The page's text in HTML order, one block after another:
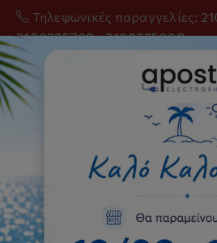
Τηλεφωνικές παραγγελίες:
2109225798-2109225098
TCL SQD-Mini
Τηλεόραση 4K
Αρχική